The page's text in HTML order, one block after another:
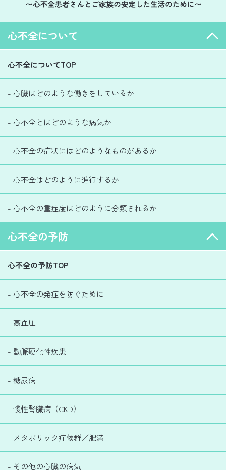
心不全について
心不全についてTOP
- 心臓はどのような働きをしているか
- 心不全とはどのような病気か
- 心不全の症状にはどのようなものがあるか
- 心不全はどのように進行するか
- 心不全の重症度はどのように分類されるか
心不全の予防
心不全の予防TOP
- 心不全の発症を防ぐために
- 高血圧
- 動脈硬化性疾患
- 糖尿病
- 慢性腎臓病（CKD）
- メタボリック症候群／肥満
- その他の心臓の病気